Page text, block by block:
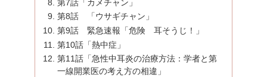
第7話「カメチャン」
第8話 「ウサギチャン」
第9話 緊急速報「危険 耳そうじ！」
第10話「熱中症」
第11話「急性中耳炎の治療方法：学者と第
一線開業医の考え方の相違」